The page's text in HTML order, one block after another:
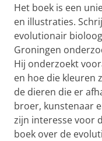
Het boek is een
en illustraties.
evolutionair
Groningen
Hij onderzoekt
en hoe die kleuren
de dieren die er
broer, kunstenaar
zijn interesse voor
boek over de
In deze video legt
onderzoek doet